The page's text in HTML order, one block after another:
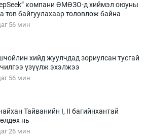
компани ӨМӨЗО-д хиймэл оюуны
төв байгуулахаар төлөвлөж байна
56 мин
хийд жуулчдад зориулсан тусгай
үзүүлж эхэлжээ
56 мин
Тайванийн I, II багийнхантай
нь
26 мин